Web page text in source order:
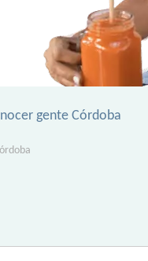
gente Córdoba